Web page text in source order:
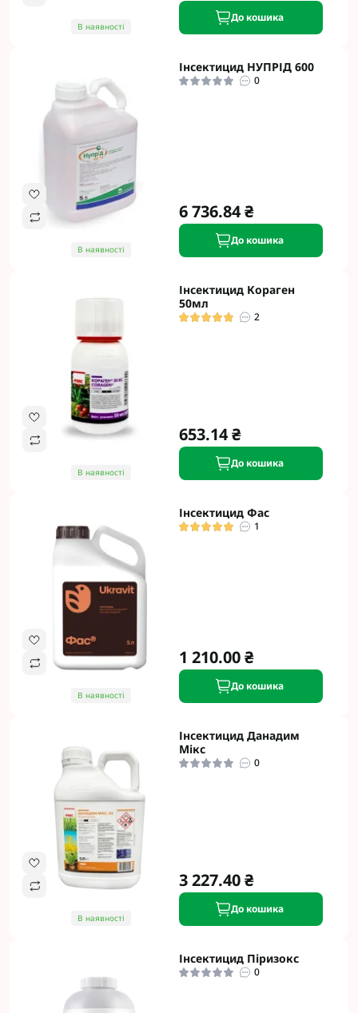
В наявності
До кошика
В наявності
Інсектицид НУПРІД 600
0
6 736.84 ₴
До кошика
В наявності
Інсектицид Кораген
50мл
2
653.14 ₴
До кошика
В наявності
Інсектицид Фас
1
1 210.00 ₴
До кошика
В наявності
Інсектицид Данадим
Мікс
0
3 227.40 ₴
До кошика
Інсектицид Піризокс
0